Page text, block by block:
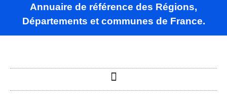
Annuaire de référence des Régions,
Départements et communes de France.